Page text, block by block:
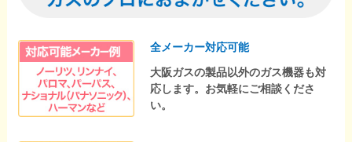
全メーカー対応可能
大阪ガスの製品以外のガス機器も対
応します。お気軽にご相談くださ
い。